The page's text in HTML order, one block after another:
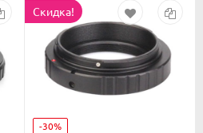
Скидка!
-30%